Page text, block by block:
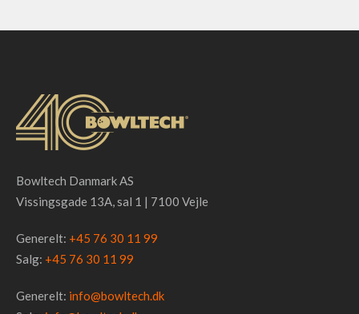
Bowltech Danmark AS
Vissingsgade 13A, sal 1 | 7100 Vejle
Generelt: +45 76 30 11 99
Salg: +45 76 30 11 99
Generelt: info@bowltech.dk